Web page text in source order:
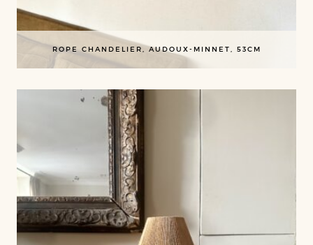
ROPE CHANDELIER, AUDOUX-MINNET, 53CM